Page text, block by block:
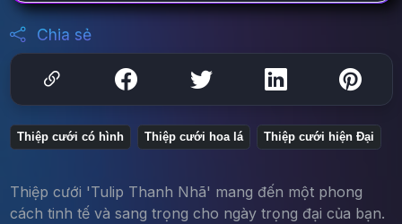
Chia sẻ
Thiệp cưới có hình Thiệp cưới hoa lá Thiệp cưới hiện Đại
Thiệp cưới 'Tulip Thanh Nhã' mang đến một phong
cách tinh tế và sang trọng cho ngày trọng đại của bạn.